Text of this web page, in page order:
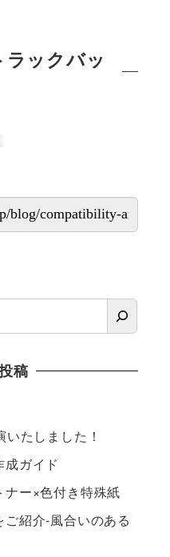
ックバッ
稿
たしました！
ガイド
ー×色付き特殊紙
紹介-風合いのある